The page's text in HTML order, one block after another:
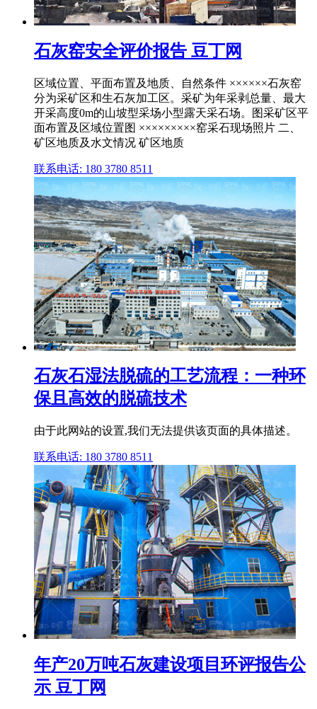
石灰窑安全评价报告 豆丁网
区域位置、平面布置及地质、自然条件 ××××××石灰窑
分为采矿区和生石灰加工区。采矿为年采剥总量、最大
开采高度0m的山坡型采场小型露天采石场。图采矿区平
面布置及区域位置图 ×××××××××窑采石现场照片 二、
矿区地质及水文情况 矿区地质
联系电话: 180 3780 8511
石灰石湿法脱硫的工艺流程：一种环
保且高效的脱硫技术
由于此网站的设置,我们无法提供该页面的具体描述。
联系电话: 180 3780 8511
年产20万吨石灰建设项目环评报告公
示 豆丁网